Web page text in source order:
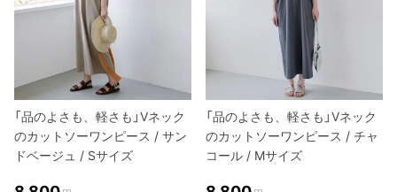
「品のよさも、軽さも」Vネック
のカットソーワンピース / サン
ドベージュ / Sサイズ
「品のよさも、軽さも」Vネック
のカットソーワンピース / チャ
コール / Mサイズ